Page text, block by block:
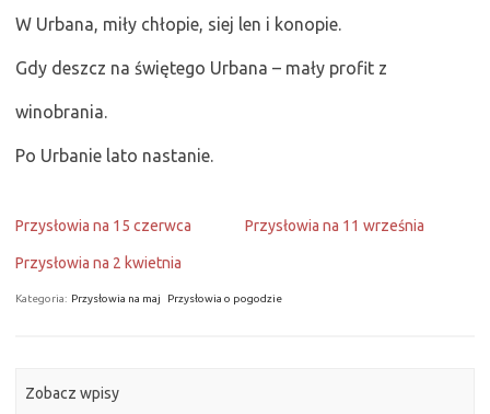
W Urbana, miły chłopie, siej len i konopie.
Gdy deszcz na świętego Urbana – mały profit z
winobrania.
Po Urbanie lato nastanie.
Przysłowia na 15 czerwca Przysłowia na 11 września
Przysłowia na 2 kwietnia
Kategoria: Przysłowia na maj Przysłowia o pogodzie
Zobacz wpisy